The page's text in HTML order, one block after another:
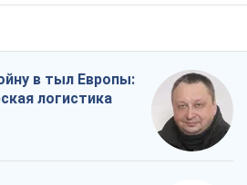
в тыл Европы:
логистика